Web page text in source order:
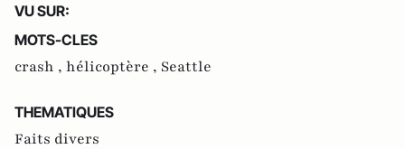
VU SUR:
MOTS-CLES
crash , hélicoptère , Seattle
THEMATIQUES
Faits divers